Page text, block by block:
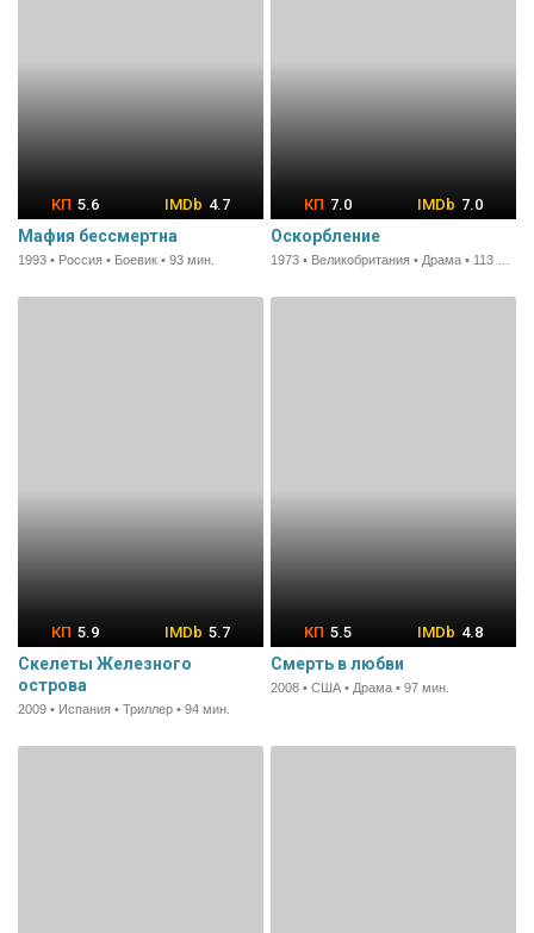
5.6 4.7
Мафия бессмертна
1993 • Россия • Боевик • 93 мин.
7.0 7.0
Оскорбление
5.9 5.7
Скелеты Железного
острова
2009 • Испания • Триллер • 94 мин.
5.5 4.8
Смерть в любви
2008 • США • Драма • 97 мин.